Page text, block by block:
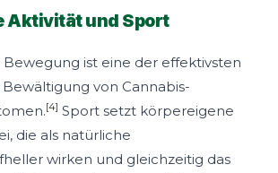
Aktivität und Sport
Bewegung ist eine der effektivsten
von Cannabis-
[4] Sport setzt körpereigene
die als natürliche
wirken und gleichzeitig das